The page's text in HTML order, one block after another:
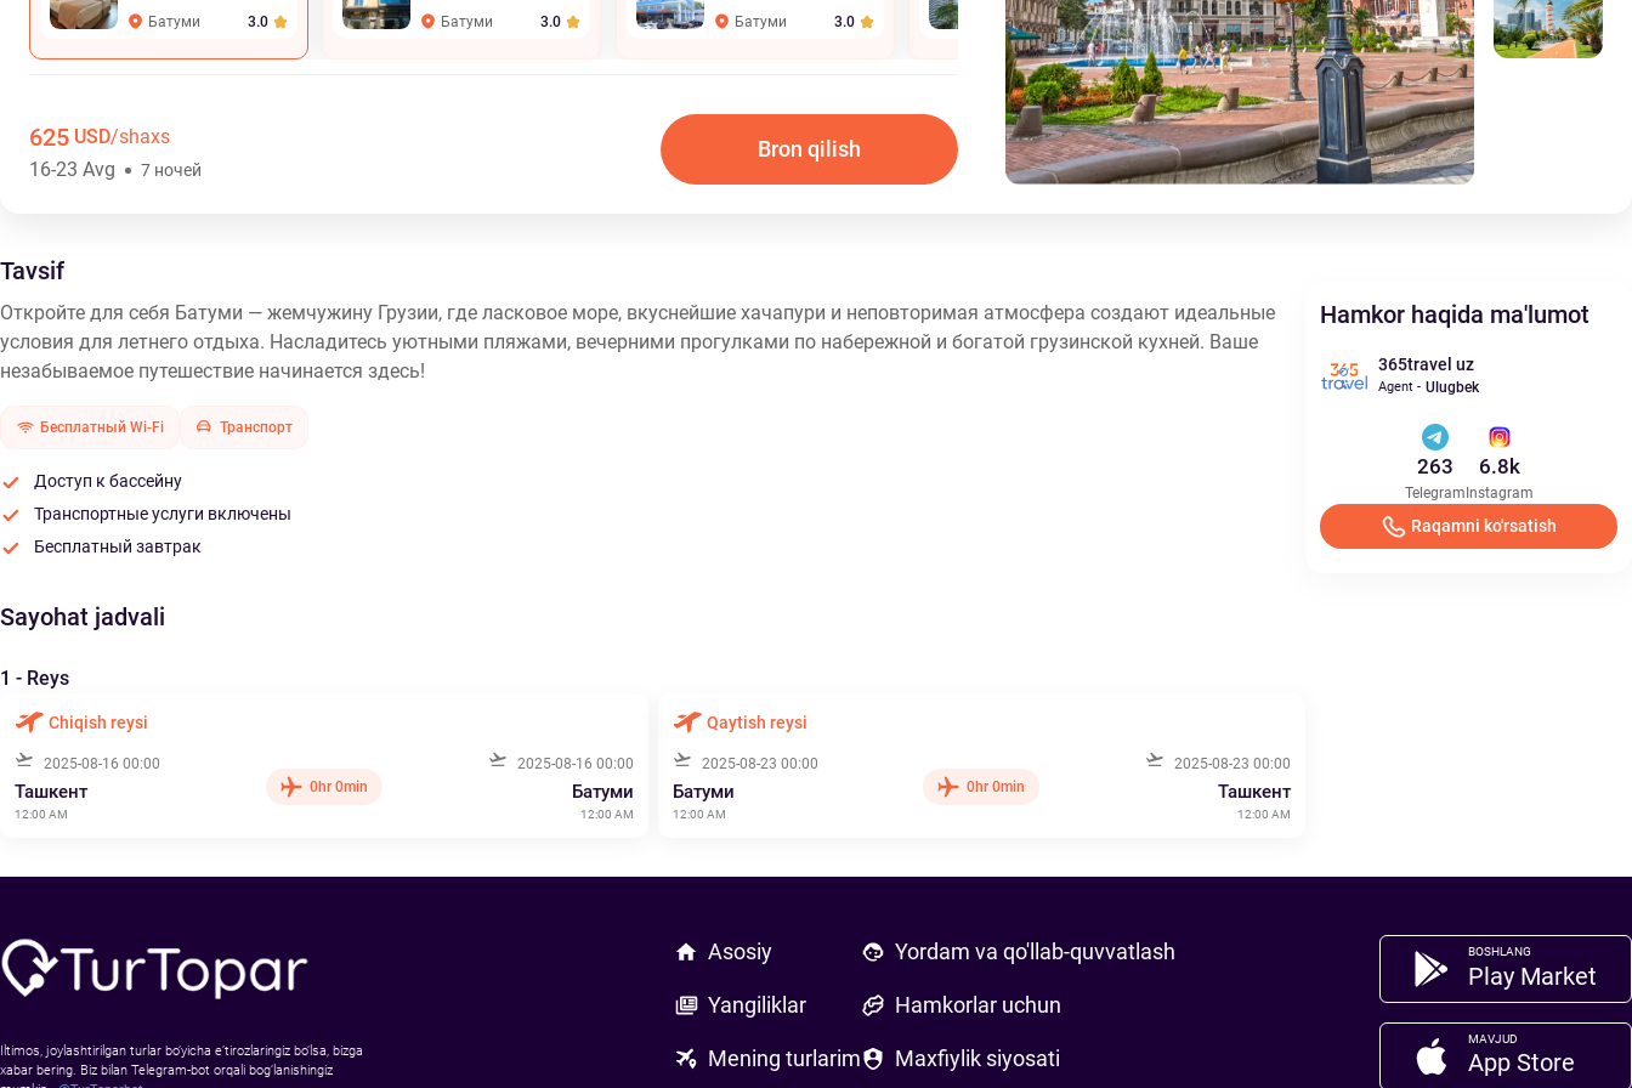
Батуми 3.0 Батуми 3.0 Батуми 3.0 Батуми 4.0 Батуми
625 USD/shaxs
16-23 Avg
7 ночей
Bron qilish
Tavsif
Откройте для себя Батуми — жемчужину Грузии, где ласковое море, вкуснейшие хачапури и неповторимая атмосфера создают идеальные
условия для летнего отдыха. Насладитесь уютными пляжами, вечерними прогулками по набережной и богатой грузинской кухней. Ваше
незабываемое путешествие начинается здесь!
Бесплатный Wi-Fi Транспорт
Доступ к бассейну
Транспортные услуги включены
Бесплатный завтрак
Sayohat jadvali
1 - Reys
Chiqish reysi
2025-08-16 00:00
Ташкент
12:00 AM
0hr 0min
2025-08-16 00:00
Батуми
12:00 AM
Qaytish reysi
2025-08-23 00:00
Батуми
12:00 AM
0hr 0min
2025-08-23 00:00
Ташкент
12:00 AM
Hamkor haqida ma'lumot
365travel uz
Agent - Ulugbek
263
Telegram
6.8k
Instagram
Raqamni ko'rsatish
Iltimos, joylashtirilgan turlar bo‘yicha e’tirozlaringiz bo‘lsa, bizga
xabar bering. Biz bilan Telegram-bot orqali bog‘lanishingiz
Asosiy
Yangiliklar
Mening turlarim
Yordam va qo'llab-quvvatlash
Hamkorlar uchun
Maxfiylik siyosati
BOSHLANG
Play Market
MAVJUD
App Store